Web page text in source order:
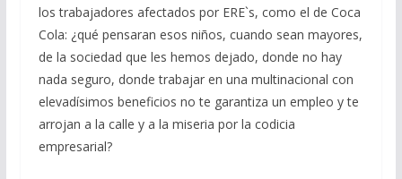
los trabajadores afectados por ERE`s, como el de Coca
Cola: ¿qué pensaran esos niños, cuando sean mayores,
de la sociedad que les hemos dejado, donde no hay
nada seguro, donde trabajar en una multinacional con
elevadísimos beneficios no te garantiza un empleo y te
arrojan a la calle y a la miseria por la codicia
empresarial?